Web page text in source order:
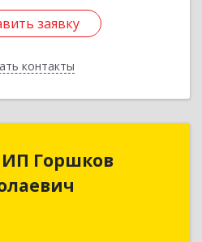
заявку
контакты
заявку
Назад
Горшков
ИП Горшков
Николаевич
обл, Железнодорожный г,